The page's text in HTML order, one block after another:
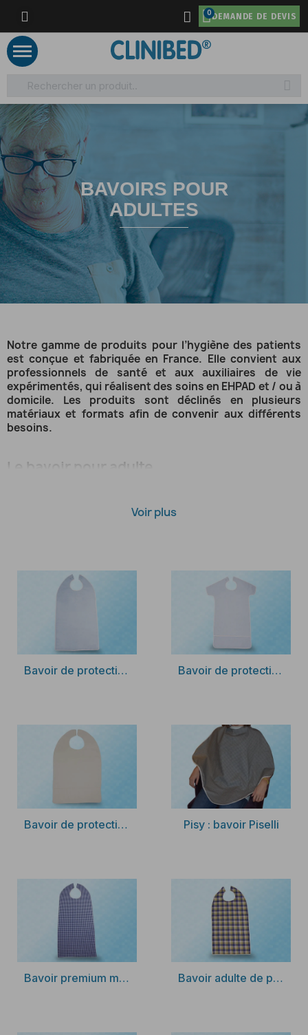
DEMANDE DE DEVIS
BAVOIRS POUR
ADULTES
Notre gamme de produits pour l’hygiène des patients
est conçue et fabriquée en France. Elle convient aux
professionnels de santé et aux auxiliaires de vie
expérimentés, qui réalisent des soins en EHPAD et / ou à
domicile. Les produits sont déclinés en plusieurs
matériaux et formats afin de convenir aux différents
besoins.
Le bavoir pour adulte
et enduit de PVC. Il se ferme et se règle facilement grâce à
Le bavoir convient pour les personnes âgées et / ou en
produits d’hygiène pour les patients. Sont disponibles : des
grenouillères, des bodies médicalisés, des bonnettes de
protection et des rideaux de douche.
Réalisez votre devis en ligne ou contactez-nous par
téléphone pour connaître les tarifs de notre matériel
Voir plus
Découvrir Bavoir de protection éponge et PVC Découvrir Bavoir de protection pour patient agité
Découvrir Bavoir de protection fermeture par scratch Découvrir
Pisy : bavoir Piselli
Découvrir Bavoir premium motif vichy et bouclette éponge PVC Découvrir Bavoir adulte de protection coton et PVC écossais